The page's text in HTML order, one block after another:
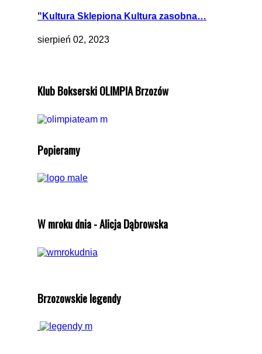
"Kultura Sklepiona Kultura zasobna…
sierpień 02, 2023
Klub Bokserski OLIMPIA Brzozów
Popieramy
W mroku dnia - Alicja Dąbrowska
Brzozowskie legendy